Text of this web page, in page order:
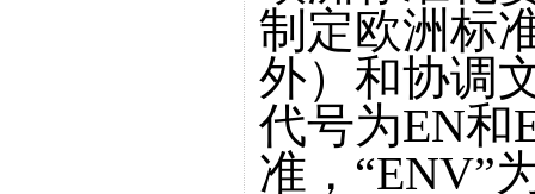
制定欧洲标
外）和协调
代号为EN和
准，“ENV”